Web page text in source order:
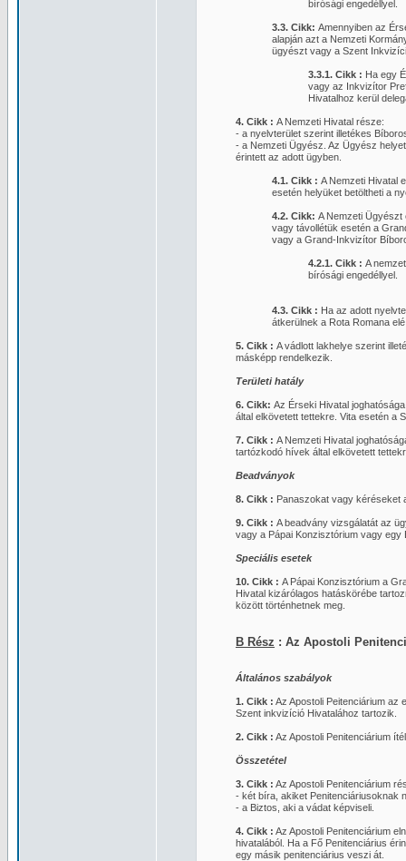
bírósági engedéllyel.
3.3. Cikk: Amennyiben az
alapján azt a Nemzeti
ügyészt vagy a Szent
3.3.1. Cikk : Ha egy
vagy az Inkvizítor
Hivatalhoz kerül
4. Cikk : A Nemzeti Hivatal része:
- a nyelvterület szerint illetékes
- a Nemzeti Ügyész. Az Ügyész
érintett az adott ügyben.
4.1. Cikk : A Nemzeti Hivatal
esetén helyüket betöltheti a
4.2. Cikk: A Nemzeti
vagy távollétük esetén a
vagy a Grand-Inkvizítor
4.2.1. Cikk : A
bírósági engedéllyel.
4.3. Cikk : Ha az adott
átkerülnek a Rota Romana
5. Cikk : A vádlott lakhelye szerint
másképp rendelkezik.
Területi hatály
6. Cikk: Az Érseki Hivatal
által elkövetett tettekre. Vita esetén a
7. Cikk : A Nemzeti Hivatal
tartózkodó hívek által elkövetett
Beadványok
8. Cikk : Panaszokat vagy kéréseket
9. Cikk : A beadvány vizsgálatát az
vagy a Pápai Konzisztórium vagy
Speciális esetek
10. Cikk : A Pápai Konzisztórium a
Hivatal kizárólagos hatáskörébe
között történhetnek meg.
B Rész : Az Apostoli
Általános szabályok
1. Cikk : Az Apostoli Peitenciárium az
Szent inkvizíció Hivatalához tartozik.
2. Cikk : Az Apostoli Penitenciárium
Összetétel
3. Cikk : Az Apostoli Penitenciárium
- két bíra, akiket Penitenciáriusoknak
- a Biztos, aki a vádat képviseli.
4. Cikk : Az Apostoli Penitenciárium
hivatalából. Ha a Fő Penitenciárius
egy másik penitenciárius veszi át.